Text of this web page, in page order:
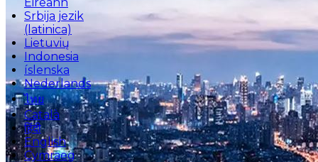
Srbija jezik
(latinica)
Lietuvių
Indonesia
íslenska
Nederlands
ไทย
Català
हिंदी
English
Cymraeg